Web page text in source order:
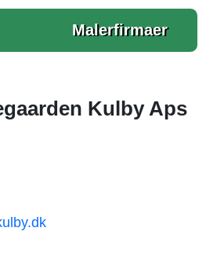
Malerfirmaer
Kulby Aps